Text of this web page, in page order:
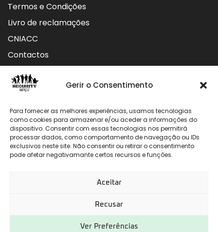
Gerir o Consentimento
Para fornecer as melhores experiências, usamos tecnologias
como cookies para armazenar e/ou aceder a informações do
dispositivo. Consentir com essas tecnologias nos permitirá
processar dados, como comportamento de navegação ou IDs
exclusivos neste site. Não consentir ou retirar o consentimento
pode afetar negativamante certos recursos e funções.
Aceitar
Recusar
Ver Preferências
Termos e Condições
Livro de reclamações
CNIACC
Contactos
Contactos
912 009 740 (Chamada para rede móvel nacional)
geral@securityworld.pt